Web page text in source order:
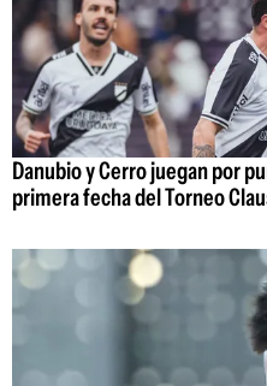
Danubio y Cerro juegan por
primera fecha del Torneo